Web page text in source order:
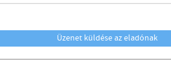
Üzenet küldése az eladónak